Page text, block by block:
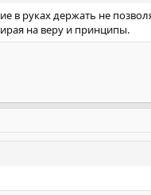
руках держать не
на веру и принципы.